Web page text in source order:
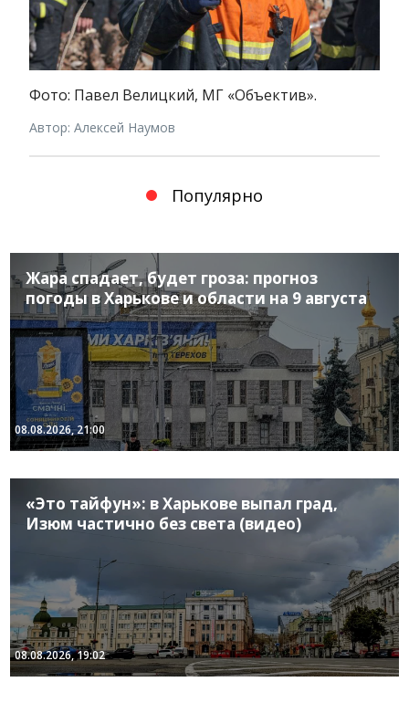
Фото: Павел Велицкий, МГ «Объектив».
Автор: Алексей Наумов
Популярно
Жара спадает, будет гроза: прогноз
погоды в Харькове и области на 9 августа
08.08.2026, 21:00
«Это тайфун»: в Харькове выпал град,
Изюм частично без света (видео)
08.08.2026, 19:02